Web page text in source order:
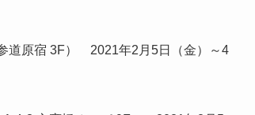
道原宿 3F） 2021年2月5日（金）～4